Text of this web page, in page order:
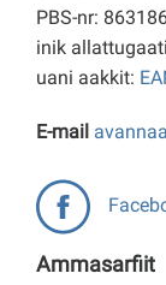
PBS-
inik
uani aakkit:
E-mail
Ammasarfiit